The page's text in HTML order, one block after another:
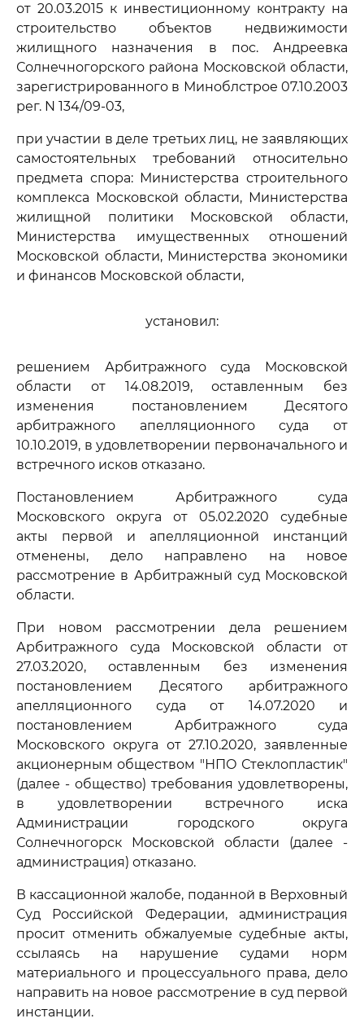
от 20.03.2015 к инвестиционному контракту на
строительство объектов недвижимости
жилищного назначения в пос. Андреевка
Солнечногорского района Московской области,
зарегистрированного в Миноблстрое 07.10.2003
рег. N 134/09-03,
при участии в деле третьих лиц, не заявляющих
самостоятельных требований относительно
предмета спора: Министерства строительного
комплекса Московской области, Министерства
жилищной политики Московской области,
Министерства имущественных отношений
Московской области, Министерства экономики
и финансов Московской области,
установил:
решением Арбитражного суда Московской
области от 14.08.2019, оставленным без
изменения постановлением Десятого
арбитражного апелляционного суда от
10.10.2019, в удовлетворении первоначального и
встречного исков отказано.
Постановлением Арбитражного суда
Московского округа от 05.02.2020 судебные
акты первой и апелляционной инстанций
отменены, дело направлено на новое
рассмотрение в Арбитражный суд Московской
области.
При новом рассмотрении дела решением
Арбитражного суда Московской области от
27.03.2020, оставленным без изменения
постановлением Десятого арбитражного
апелляционного суда от 14.07.2020 и
постановлением Арбитражного суда
Московского округа от 27.10.2020, заявленные
акционерным обществом "НПО Стеклопластик"
(далее - общество) требования удовлетворены,
в удовлетворении встречного иска
Администрации городского округа
Солнечногорск Московской области (далее -
администрация) отказано.
В кассационной жалобе, поданной в Верховный
Суд Российской Федерации, администрация
просит отменить обжалуемые судебные акты,
ссылаясь на нарушение судами норм
материального и процессуального права, дело
направить на новое рассмотрение в суд первой
инстанции.